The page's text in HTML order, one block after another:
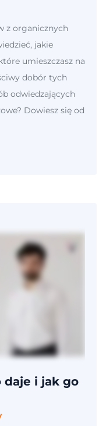
z organicznych
jakie
umieszczasz na
dobór tych
odwiedzających
Dowiesz się od
daje i jak go